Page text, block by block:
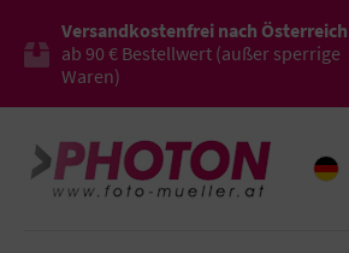
Versandkostenfrei nach Österreich
ab 90 € Bestellwert (außer sperrige
Waren)